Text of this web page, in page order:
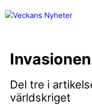
till
Del tre i
världskriget